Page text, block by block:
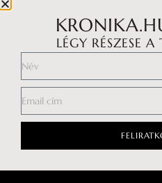
Általános
Adatkezelési
LÉGY RÉSZESE